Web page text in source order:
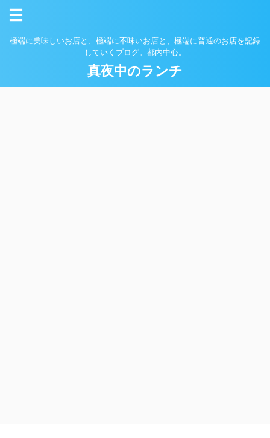
極端に美味しいお店と、極端に不味いお店と、極端に普通のお店を記録
していくブログ。都内中心。
真夜中のランチ